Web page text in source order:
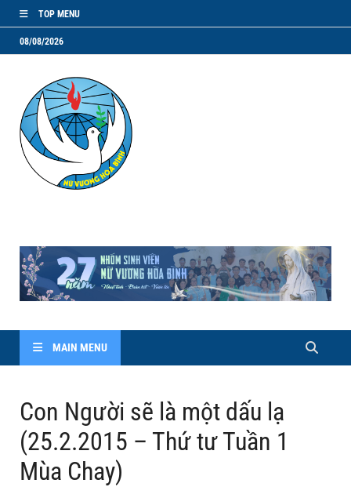
TOP MENU
08/08/2026
MAIN MENU
Con Người sẽ là một dấu lạ
(25.2.2015 – Thứ tư Tuần 1
Mùa Chay)